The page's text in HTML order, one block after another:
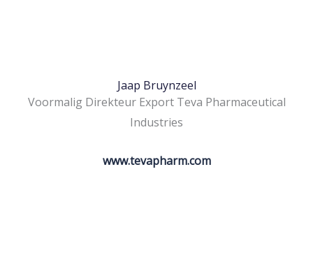
Jaap Bruynzeel
Voormalig Direkteur Export Teva Pharmaceutical
Industries
www.tevapharm.com